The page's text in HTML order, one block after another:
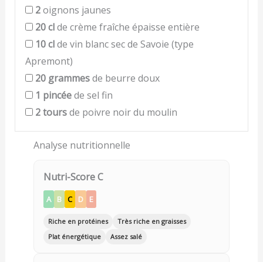
2oignons jaunes
20clde crème fraîche épaisse entière
10clde vin blanc sec de Savoie (type
Apremont)
20 grammesde beurre doux
1 pincéede sel fin
2toursde poivre noir du moulin
Analyse nutritionnelle
Nutri-Score C
A B C D E
Riche en protéines
Très riche en graisses
Plat énergétique
Assez salé